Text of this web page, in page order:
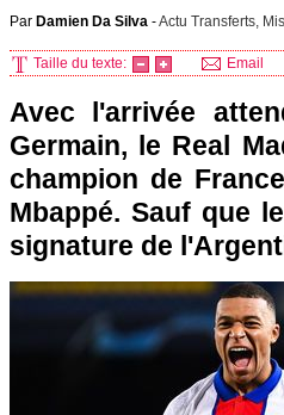
Par Damien Da Silva -Actu Transferts,
Taille du texte: Email
Avec l'arrivée
Germain, le Real
champion de
Mbappé. Sauf que
signature de